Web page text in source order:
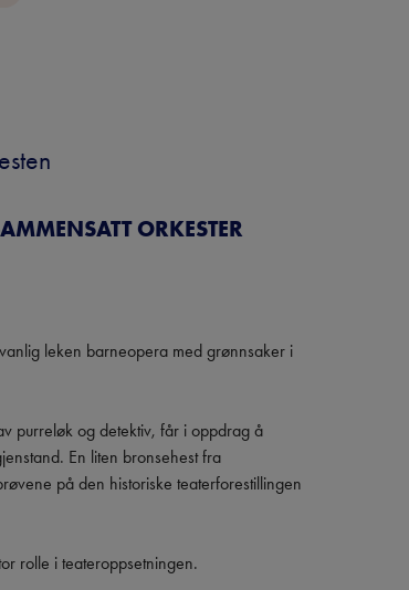
ORKESTER
leken barneopera med grønnsaker i
purreløk og detektiv, får i oppdrag å
En liten bronsehest fra
på den historiske teaterforestillingen
rolle i teateroppsetningen.